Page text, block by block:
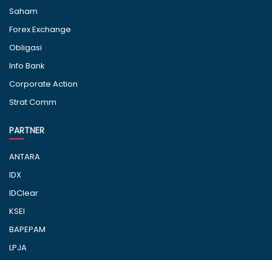
Saham
Forex Exchange
Obligasi
Info Bank
Corporate Action
Strat Comm
PARTNER
ANTARA
IDX
IDClear
KSEI
BAPEPAM
LPJA